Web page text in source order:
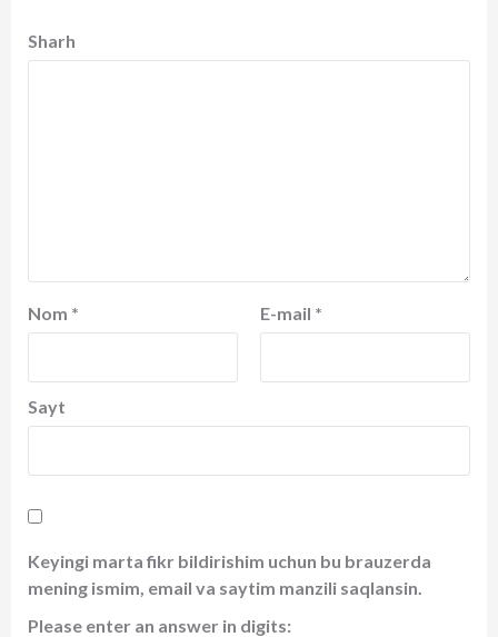
Sharh
Nom * E-mail *
Sayt
Keyingi marta fikr bildirishim uchun bu brauzerda
mening ismim, email va saytim manzili saqlansin.
Please enter an answer in digits: